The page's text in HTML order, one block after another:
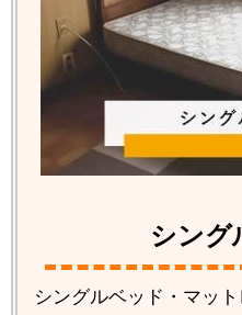
シング
シングルベッド・マッ